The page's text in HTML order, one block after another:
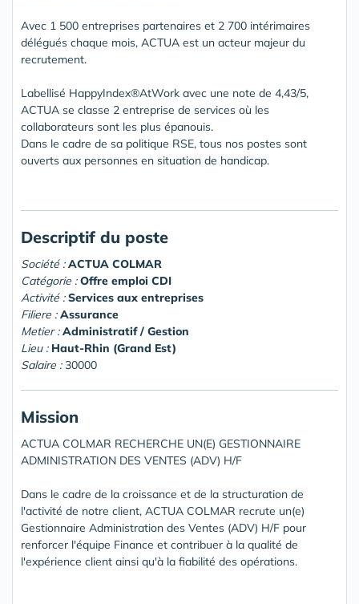
Avec 1 500 entreprises partenaires et 2 700 intérimaires
délégués chaque mois, ACTUA est un acteur majeur du
recrutement.
Labellisé HappyIndex®AtWork avec une note de 4,43/5,
ACTUA se classe 2 entreprise de services où les
collaborateurs sont les plus épanouis.
Dans le cadre de sa politique RSE, tous nos postes sont
ouverts aux personnes en situation de handicap.
Descriptif du poste
Société :ACTUA COLMAR
Catégorie :Offre emploi CDI
Activité :Services aux entreprises
Filiere :Assurance
Metier :Administratif / Gestion
Lieu : Haut-Rhin (Grand Est)
Salaire : 30000
Mission
ACTUA COLMAR RECHERCHE UN(E) GESTIONNAIRE
ADMINISTRATION DES VENTES (ADV) H/F
Dans le cadre de la croissance et de la structuration de
l'activité de notre client, ACTUA COLMAR recrute un(e)
Gestionnaire Administration des Ventes (ADV) H/F pour
renforcer l'équipe Finance et contribuer à la qualité de
l'expérience client ainsi qu'à la fiabilité des opérations.